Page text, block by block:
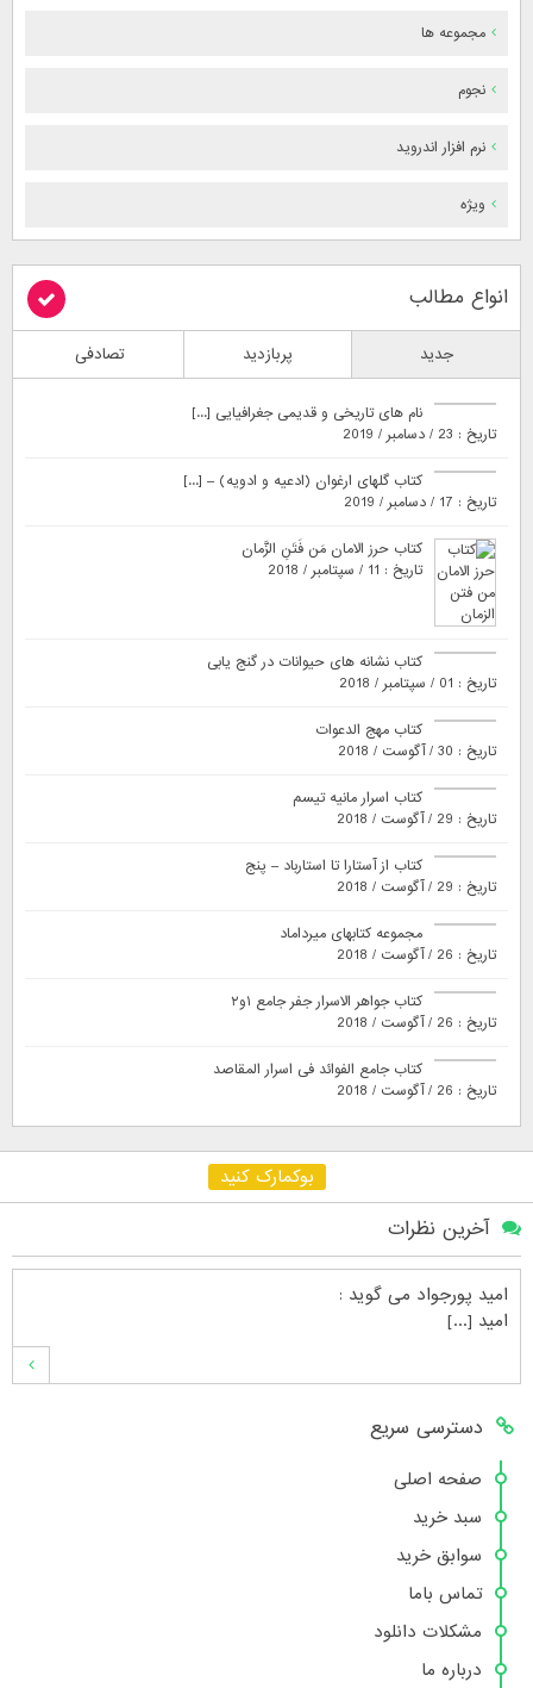
مجموعه ها
نجوم
نرم افزار اندروید
ویژه
انواع مطالب
جدید پربازدید تصادفی
نام های تاریخی و قدیمی جغرافیایی [...]
تاریخ : 23 / دسامبر / 2019
کتاب گلهای ارغوان (ادعیه و ادویه) – [...]
تاریخ : 17 / دسامبر / 2019
کتاب حرز الامان مَن فَتَنِ الزَّمان
تاریخ : 11 / سپتامبر / 2018
کتاب نشانه های حیوانات در گنج یابی
تاریخ : 01 / سپتامبر / 2018
کتاب مهج الدعوات
تاریخ : 30 / آگوست / 2018
کتاب اسرار مانیه تیسم
تاریخ : 29 / آگوست / 2018
کتاب از آستارا تا استارباد – پنج
تاریخ : 29 / آگوست / 2018
مجموعه کتابهای میرداماد
تاریخ : 26 / آگوست / 2018
کتاب جواهر الاسرار جفر جامع ۱و۲
تاریخ : 26 / آگوست / 2018
کتاب جامع الفوائد فی اسرار المقاصد
تاریخ : 26 / آگوست / 2018
بوکمارک کنید
آخرین نظرات
امید پورجواد می گوید :
امید [...]
محمدشهنوازیمی گوید :
سلام بنده محمد شهنوازی فقط بوسیله ا [...]
محمدمی گوید :
سلام تعداد کتاب۶در سایت زیاد نیست [...]
هانیه عسگری
دسترسی سریع
صفحه اصلی
سبد خرید
سوابق خرید
تماس باما
مشکلات دانلود
درباره ما